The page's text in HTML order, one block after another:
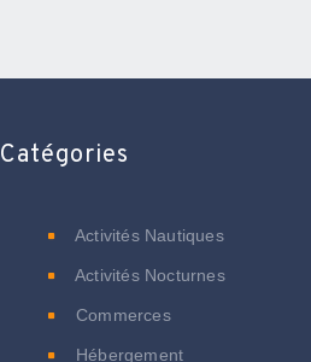
Catégories
Activités Nautiques
Activités Nocturnes
Commerces
Hébergement